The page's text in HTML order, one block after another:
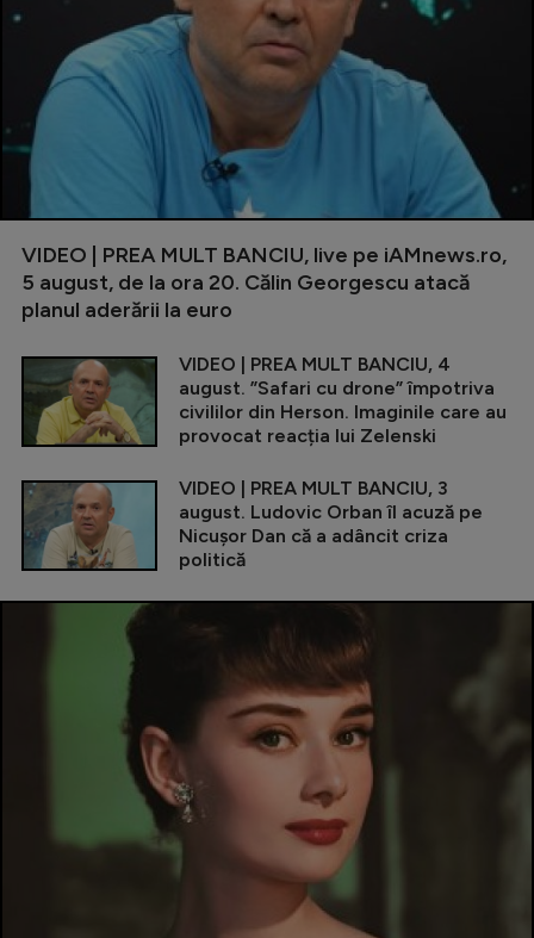
VIDEO | PREA MULT BANCIU, live pe iAMnews.ro,
5 august, de la ora 20. Călin Georgescu atacă
planul aderării la euro
VIDEO | PREA MULT BANCIU, 4
august. ”Safari cu drone” împotriva
civililor din Herson. Imaginile care au
provocat reacția lui Zelenski
VIDEO | PREA MULT BANCIU, 3
august. Ludovic Orban îl acuză pe
Nicușor Dan că a adâncit criza
politică